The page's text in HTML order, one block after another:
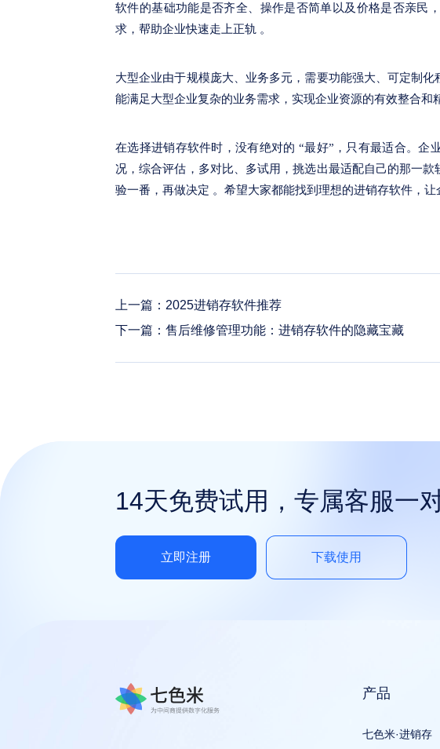
软件的基础功能是否齐全、操作是否简单以及价格是否亲民
求，帮助企业快速走上正轨 。
大型企业由于规模庞大、业务多元，需要功能强大、可定制
能满足大型企业复杂的业务需求，实现企业资源的有效整合和
在选择进销存软件时，没有绝对的 “最好”，只有最适合。
况，综合评估，多对比、多试用，挑选出最适配自己的那一
验一番，再做决定 。希望大家都能找到理想的进销存软件，让
上一篇： 2025进销存软件推荐
下一篇： 售后维修管理功能：进销存软件的隐藏宝藏
14天免费试用，专属客服一
立即注册 下载使用
产品
七色米·进销存